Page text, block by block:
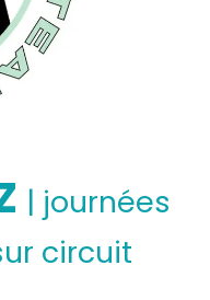
| journées
circuit